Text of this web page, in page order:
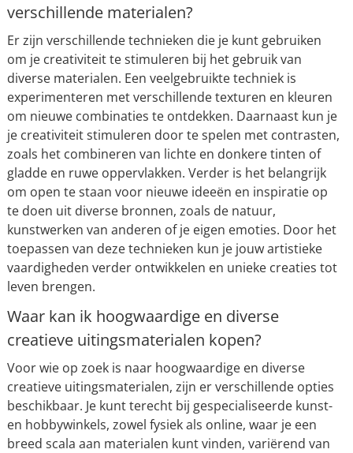
verschillende materialen?
Er zijn verschillende technieken die je kunt gebruiken
om je creativiteit te stimuleren bij het gebruik van
diverse materialen. Een veelgebruikte techniek is
experimenteren met verschillende texturen en kleuren
om nieuwe combinaties te ontdekken. Daarnaast kun je
je creativiteit stimuleren door te spelen met contrasten,
zoals het combineren van lichte en donkere tinten of
gladde en ruwe oppervlakken. Verder is het belangrijk
om open te staan voor nieuwe ideeën en inspiratie op
te doen uit diverse bronnen, zoals de natuur,
kunstwerken van anderen of je eigen emoties. Door het
toepassen van deze technieken kun je jouw artistieke
vaardigheden verder ontwikkelen en unieke creaties tot
leven brengen.
Waar kan ik hoogwaardige en diverse
creatieve uitingsmaterialen kopen?
Voor wie op zoek is naar hoogwaardige en diverse
creatieve uitingsmaterialen, zijn er verschillende opties
beschikbaar. Je kunt terecht bij gespecialiseerde kunst-
en hobbywinkels, zowel fysiek als online, waar je een
breed scala aan materialen kunt vinden, variërend van